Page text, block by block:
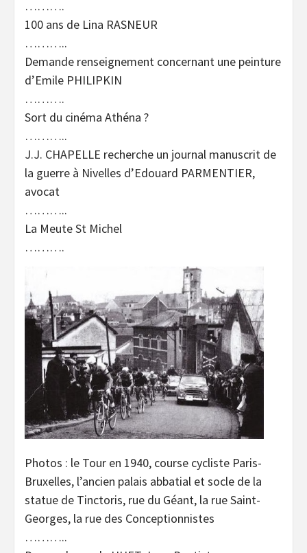
……….
100 ans de Lina RASNEUR
………..
Demande renseignement concernant une peinture
d’Emile PHILIPKIN
……….
Sort du cinéma Athéna ?
………..
J.J. CHAPELLE recherche un journal manuscrit de
la guerre à Nivelles d’Edouard PARMENTIER,
avocat
………..
La Meute St Michel
……….
Photos : le Tour en 1940, course cycliste Paris-
Bruxelles, l’ancien palais abbatial et socle de la
statue de Tinctoris, rue du Géant, la rue Saint-
Georges, la rue des Conceptionnistes
………..